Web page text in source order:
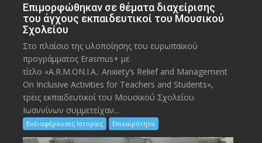
Eπιμορφώθηκαν σε θέματα διαχείρισης
του άγχους εκπαιδευτικοί του Μουσικού
Σχολείου
Στο πλαίσιο της υλοποίησης του ευρωπαϊκού
προγράμματος Erasmus+ με
τίτλο «A.R.M.ON.I.A.: Anxiety’s Relief and Management
On Inclusive Activities for Teachers and Students»,
τρεις εκπαιδευτικοί του Μουσικού Σχολείου
Ιωαννίνων συμμετείχαν...
Ενδιαφέρουσες Ιστορίες Επικαιρότητα